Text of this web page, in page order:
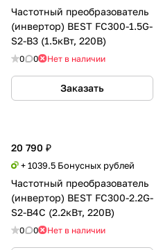
Частотный преобразователь
(инвертор) BEST FC300-1.5G-
S2-B3 (1.5кВт, 220В)
0 0 Нет в наличии
Заказать
20 790 ₽
+ 1039.5 Бонусных рублей
Частотный преобразователь
(инвертор) BEST FC300-2.2G-
S2-B4C (2.2кВт, 220В)
0 0 Нет в наличии